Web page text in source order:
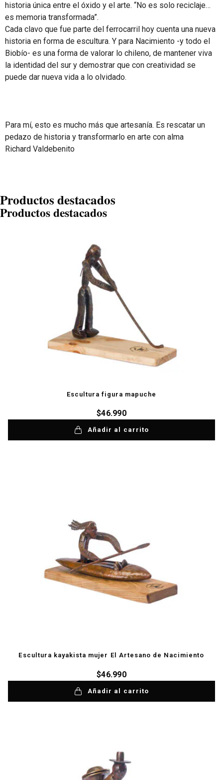
historia única entre el óxido y el arte. “No es solo reciclaje…
es memoria transformada”.
Cada clavo que fue parte del ferrocarril hoy cuenta una nueva
historia en forma de escultura. Y para Nacimiento -y todo el
Biobío- es una forma de valorar lo chileno, de mantener viva
la identidad del sur y demostrar que con creatividad se
puede dar nueva vida a lo olvidado.
Para mí, esto es mucho más que artesanía. Es rescatar un
pedazo de historia y transformarlo en arte con alma
Richard Valdebenito
Productos destacados
Productos destacados
Escultura figura mapuche
$46.990
Añadir al carrito
Escultura kayakista mujer El Artesano de Nacimiento
$46.990
Añadir al carrito